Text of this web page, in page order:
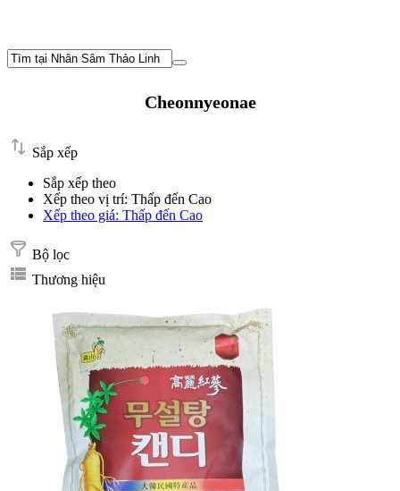
Cheonnyeonae
Sắp xếp
Sắp xếp theo
Xếp theo vị trí: Thấp đến Cao
Xếp theo giá: Thấp đến Cao
Bộ lọc
Thương hiệu